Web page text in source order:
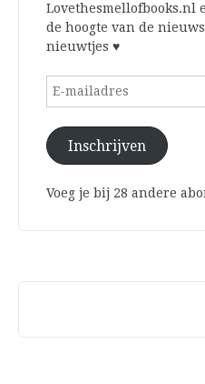
Lovethesmellofbooks.nl
de hoogte van de
nieuwtjes ♥
E-
Inschrijven
Voeg je bij 28 andere